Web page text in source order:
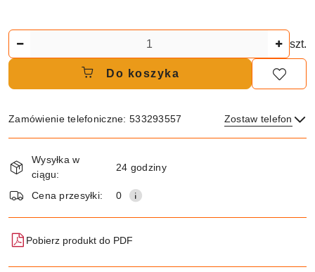
szt.
Do koszyka
Zamówienie telefoniczne: 533293557 Zostaw telefon
i
dostawa
Wysyłka w
ciągu:
24 godziny
Cena przesyłki: 0
Pobierz produkt do PDF